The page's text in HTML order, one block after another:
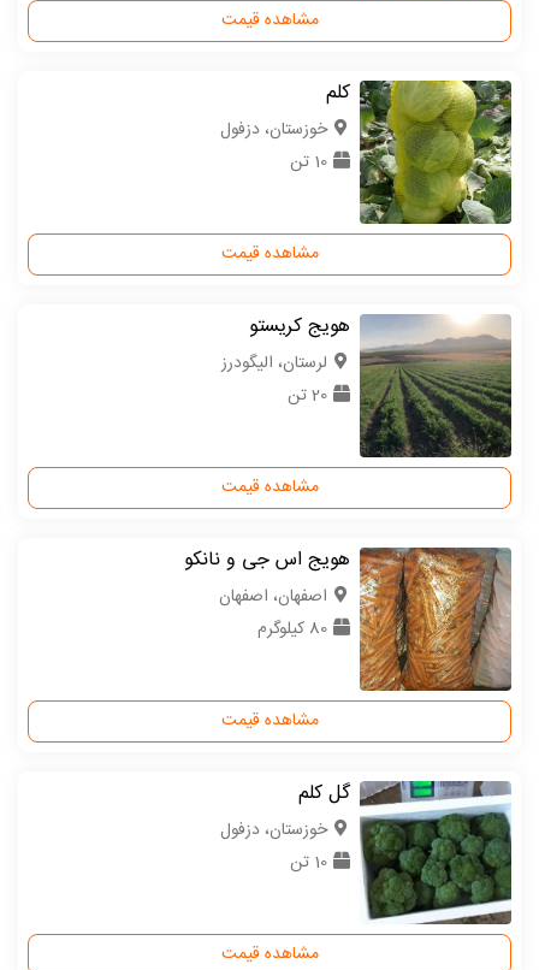
مشاهده قیمت
کلم
خوزستان، دزفول
10 تن
مشاهده قیمت
هویج کریستو
لرستان، الیگودرز
20 تن
مشاهده قیمت
هویج اس جی و نانکو
اصفهان، اصفهان
80 کیلوگرم
مشاهده قیمت
گل کلم
خوزستان، دزفول
10 تن
مشاهده قیمت